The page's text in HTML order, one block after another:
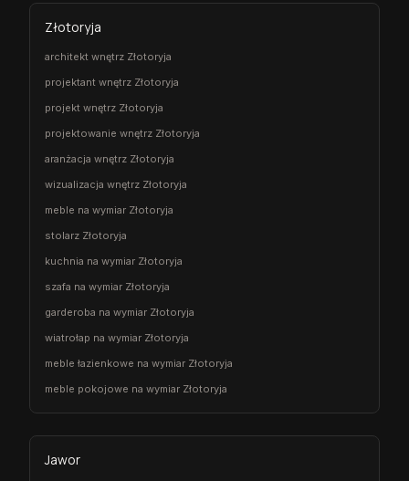
Złotoryja
architekt wnętrz Złotoryja
projektant wnętrz Złotoryja
projekt wnętrz Złotoryja
projektowanie wnętrz Złotoryja
aranżacja wnętrz Złotoryja
wizualizacja wnętrz Złotoryja
meble na wymiar Złotoryja
stolarz Złotoryja
kuchnia na wymiar Złotoryja
szafa na wymiar Złotoryja
garderoba na wymiar Złotoryja
wiatrołap na wymiar Złotoryja
meble łazienkowe na wymiar Złotoryja
meble pokojowe na wymiar Złotoryja
Jawor